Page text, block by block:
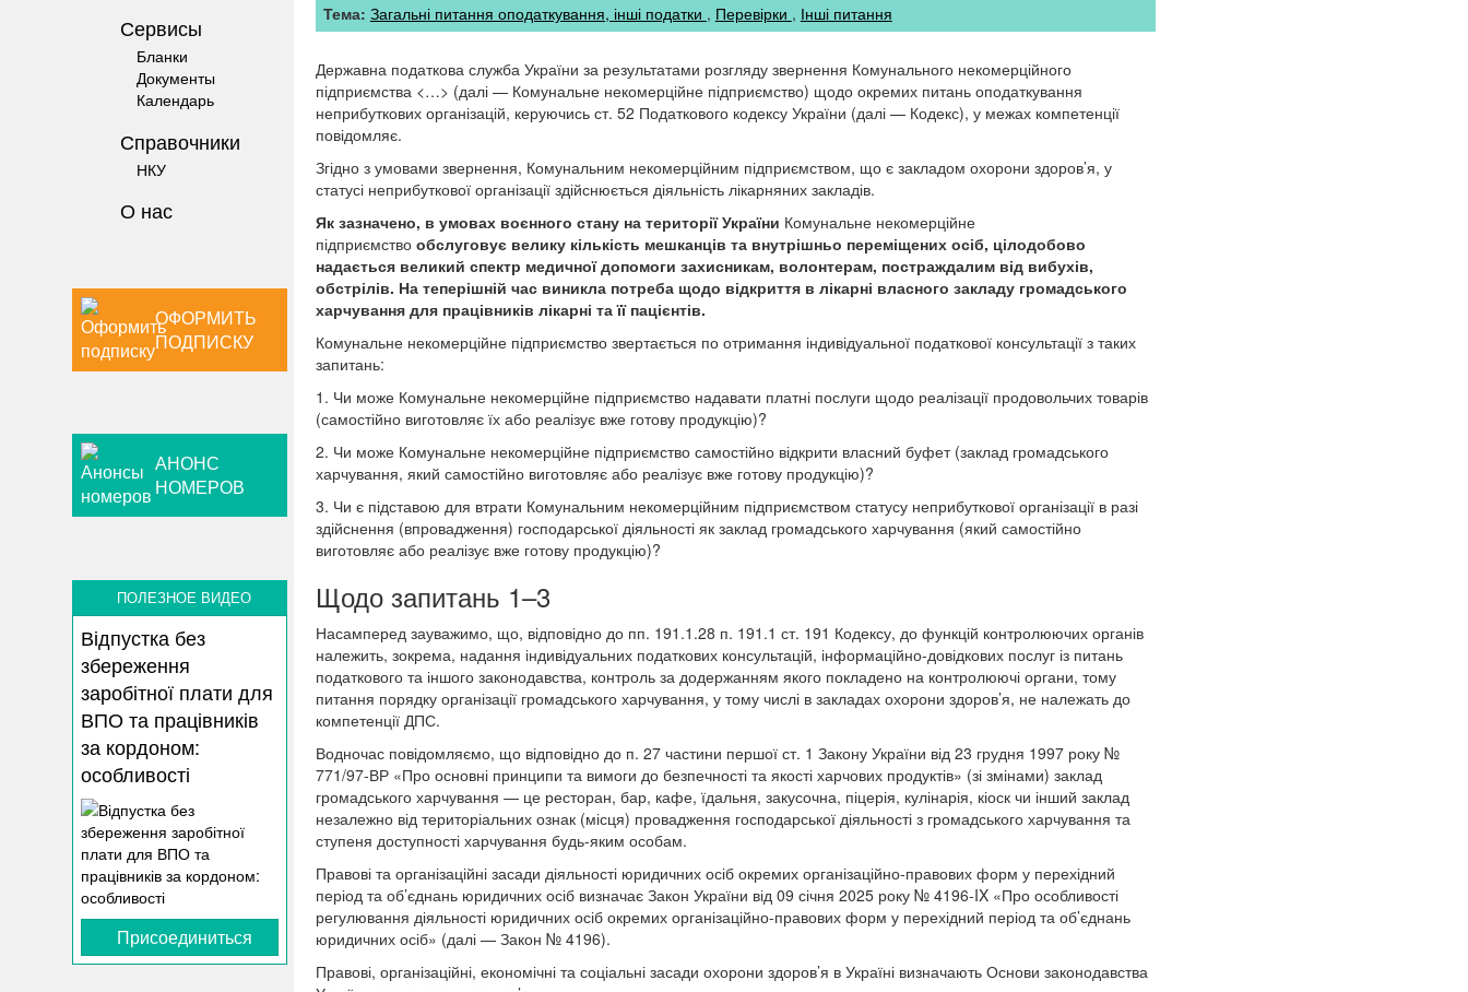
Сервисы
Бланки
Документы
Календарь
Справочники
НКУ
О нас
ОФОРМИТЬ
ПОДПИСКУ
АНОНС
НОМЕРОВ
ПОЛЕЗНОЕ ВИДЕО
Відпустка без
збереження
заробітної плати для
ВПО та працівників
за кордоном:
особливості
Присоединиться
Тема: Загальні питання оподаткування, інші податки Перевірки Інші питання
Державна податкова служба України за результатами розгляду звернення Комунального некомерційного
підприємства <…> (далі — Комунальне некомерційне підприємство) щодо окремих питань оподаткування
неприбуткових організацій, керуючись ст. 52 Податкового кодексу України (далі — Кодекс), у межах компетенції
повідомляє.
Згідно з умовами звернення, Комунальним некомерційним підприємством, що є закладом охорони здоров’я, у
статусі неприбуткової організації здійснюється діяльність лікарняних закладів.
Як зазначено, в умовах воєнного стану на території України Комунальне некомерційне
підприємствообслуговує велику кількість мешканців та внутрішньо переміщених осіб, цілодобово
надається великий спектр медичної допомоги захисникам, волонтерам, постраждалим від вибухів,
обстрілів. На теперішній час виникла потреба щодо відкриття в лікарні власного закладу громадського
харчування для працівників лікарні та її пацієнтів.
Комунальне некомерційне підприємство звертається по отримання індивідуальної податкової консультації з таких
запитань:
1. Чи може Комунальне некомерційне підприємство надавати платні послуги щодо реалізації продовольчих товарів
(самостійно виготовляє їх або реалізує вже готову продукцію)?
2. Чи може Комунальне некомерційне підприємство самостійно відкрити власний буфет (заклад громадського
харчування, який самостійно виготовляє або реалізує вже готову продукцію)?
3. Чи є підставою для втрати Комунальним некомерційним підприємством статусу неприбуткової організації в разі
здійснення (впровадження) господарської діяльності як заклад громадського харчування (який самостійно
виготовляє або реалізує вже готову продукцію)?
Щодо запитань 1–3
Насамперед зауважимо, що, відповідно до пп. 191 .1.28 п. 191 .1 ст. 191 Кодексу, до функцій контролюючих органів
належить, зокрема, надання індивідуальних податкових консультацій, інформаційно-довідкових послуг із питань
податкового та іншого законодавства, контроль за додержанням якого покладено на контролюючі органи, тому
питання порядку організації громадського харчування, у тому числі в закладах охорони здоров’я, не належать до
компетенції ДПС.
Водночас повідомляємо, що відповідно до п. 27 частини першої ст. 1 Закону України від 23 грудня 1997 року №
771/97-ВР «Про основні принципи та вимоги до безпечності та якості харчових продуктів» (зі змінами) заклад
громадського харчування — це ресторан, бар, кафе, їдальня, закусочна, піцерія, кулінарія, кіоск чи інший заклад
незалежно від територіальних ознак (місця) провадження господарської діяльності з громадського харчування та
ступеня доступності харчування будь-яким особам.
Правові та організаційні засади діяльності юридичних осіб окремих організаційно-правових форм у перехідний
період та об’єднань юридичних осіб визначає Закон України від 09 січня 2025 року № 4196-IX «Про особливості
регулювання діяльності юридичних осіб окремих організаційно-правових форм у перехідний період та об’єднань
юридичних осіб» (далі — Закон № 4196).
Правові, організаційні, економічні та соціальні засади охорони здоров’я в Україні визначають Основи законодавства